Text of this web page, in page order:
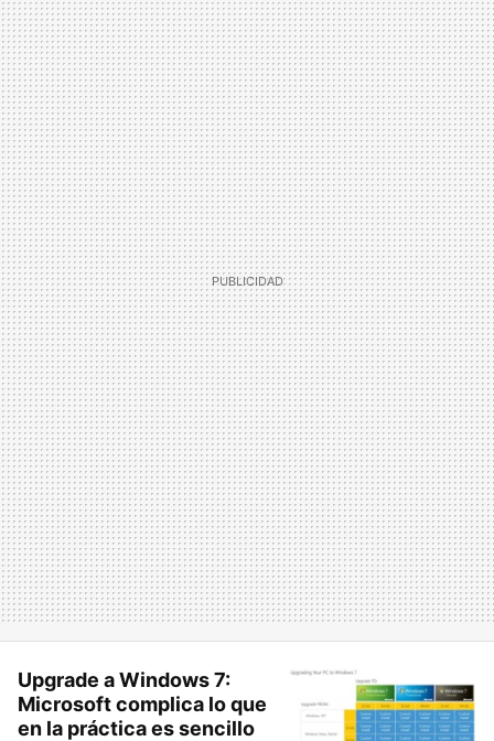
Upgrade a Windows 7:
Microsoft complica lo que
en la práctica es sencillo